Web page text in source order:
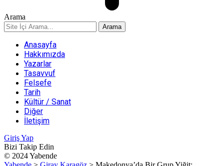
Arama
Anasayfa
Hakkımızda
Yazarlar
Tasavvuf
Felsefe
Tarih
Kültür / Sanat
Diğer
İletişim
Giriş Yap
Bizi Takip Edin
© 2024 Yabende